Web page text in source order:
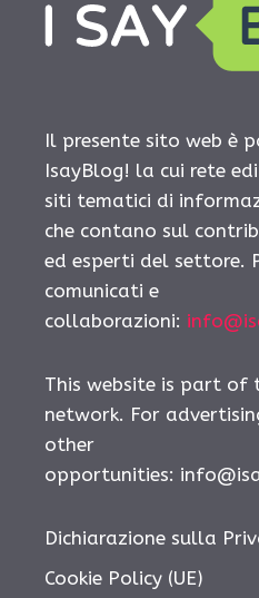
Il presente sito web è
IsayBlog! la cui rete
siti tematici di
che contano sul
ed esperti del settore.
comunicati e
collaborazioni:
This website is part of
network. For
other
opportunities:
Dichiarazione sulla
Cookie Policy (UE)